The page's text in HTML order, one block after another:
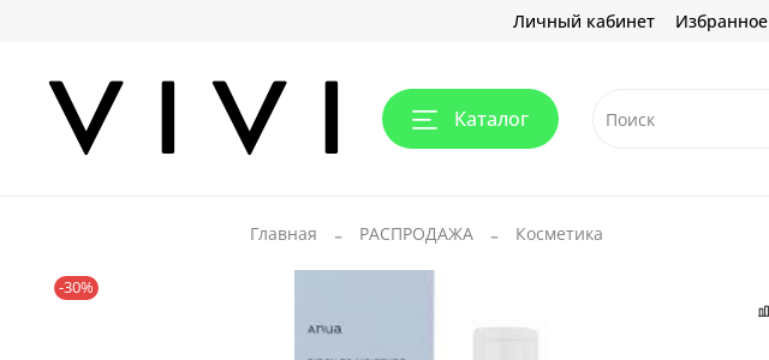
Личный кабинет Избранное
Каталог
Главная РАСПРОДАЖА Косметика
-30%